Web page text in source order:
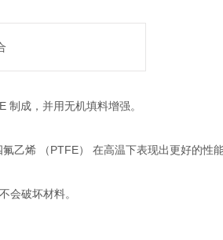
制成，并用无机填料增强。
乙烯 （PTFE） 在高温下表现出更好的性
会破坏材料。